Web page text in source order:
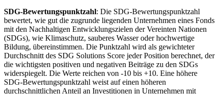
SDG-Bewertungspunktzahl: Die SDG-Bewertungspunktzahl
bewertet, wie gut die zugrunde liegenden Unternehmen eines Fonds
mit den Nachhaltigen Entwicklungszielen der Vereinten Nationen
(SDGs), wie Klimaschutz, sauberes Wasser oder hochwertige
Bildung, übereinstimmen. Die Punktzahl wird als gewichteter
Durchschnitt des SDG Solutions Score jeder Position berechnet, der
die wichtigsten positiven und negativen Beiträge zu den SDGs
widerspiegelt. Die Werte reichen von -10 bis +10. Eine höhere
SDG-Bewertungspunktzahl weist auf einen höheren
durchschnittlichen Anteil an Investitionen in Unternehmen mit